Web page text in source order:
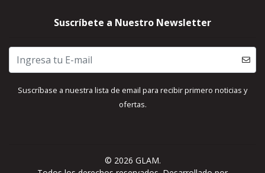
Suscríbete a Nuestro Newsletter
Suscríbase a nuestra lista de email para recibir primero noticias y
ofertas.
© 2026 GLAM.